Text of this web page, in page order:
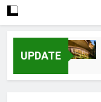
UPDATE